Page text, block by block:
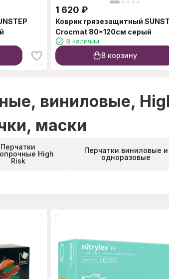
1 620 ₽
Коврик грязезащитный
Crocmat 80*120см серый
В наличии
В корзину
виниловые,
маски
Перчатки
High
Risk
Перчатки виниловые и
одноразовые